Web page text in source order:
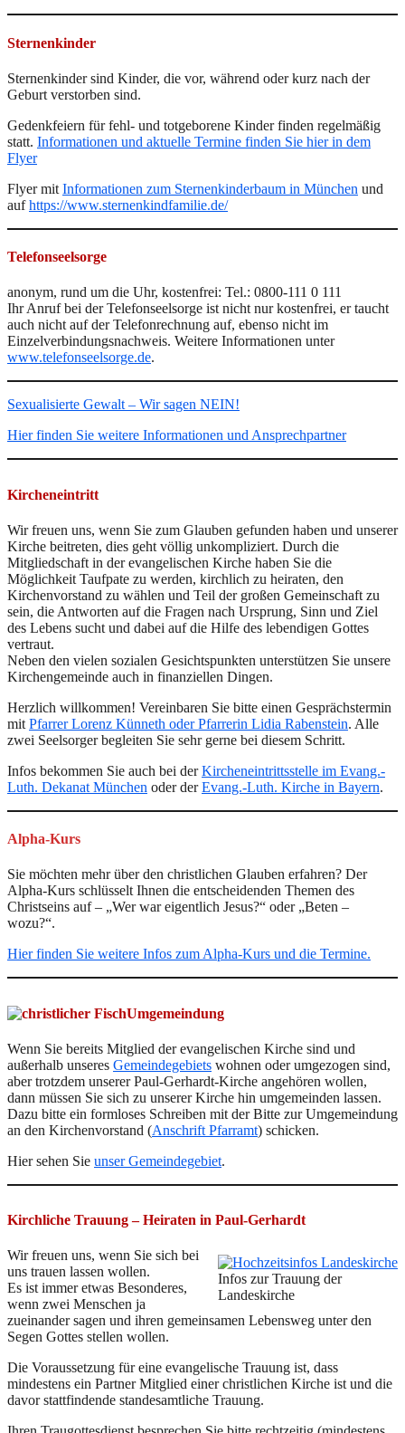
Sternenkinder
Sternenkinder sind Kinder, die vor, während oder kurz nach der
Geburt verstorben sind.
Gedenkfeiern für fehl- und totgeborene Kinder finden regelmäßig
statt. Informationen und aktuelle Termine finden Sie hier in dem
Flyer
Flyer mit Informationen zum Sternenkinderbaum in München und
aufhttps://www.sternenkindfamilie.de/
Telefonseelsorge
anonym, rund um die Uhr, kostenfrei: Tel.: 0800-111 0 111
Ihr Anruf bei der Telefonseelsorge ist nicht nur kostenfrei, er taucht
auch nicht auf der Telefonrechnung auf, ebenso nicht im
Einzelverbindungsnachweis. Weitere Informationen unter
www.telefonseelsorge.de.
Sexualisierte Gewalt – Wir sagen NEIN!
Hier finden Sie weitere Informationen und Ansprechpartner
Kircheneintritt
Wir freuen uns, wenn Sie zum Glauben gefunden haben und unserer
Kirche beitreten, dies geht völlig unkompliziert. Durch die
Mitgliedschaft in der evangelischen Kirche haben Sie die
Möglichkeit Taufpate zu werden, kirchlich zu heiraten, den
Kirchenvorstand zu wählen und Teil der großen Gemeinschaft zu
sein, die Antworten auf die Fragen nach Ursprung, Sinn und Ziel
des Lebens sucht und dabei auf die Hilfe des lebendigen Gottes
vertraut.
Neben den vielen sozialen Gesichtspunkten unterstützen Sie unsere
Kirchengemeinde auch in finanziellen Dingen.
Herzlich willkommen! Vereinbaren Sie bitte einen Gesprächstermin
mit Pfarrer Lorenz Künneth oder Pfarrerin Lidia Rabenstein. Alle
zwei Seelsorger begleiten Sie sehr gerne bei diesem Schritt.
Infos bekommen Sie auch bei derKircheneintrittsstelle im Evang.-
Luth. Dekanat München oder derEvang.-Luth. Kirche in Bayern.
Alpha-Kurs
Sie möchten mehr über den christlichen Glauben erfahren? Der
Alpha-Kurs schlüsselt Ihnen die entscheidenden Themen des
Christseins auf – „Wer war eigentlich Jesus?“ oder „Beten –
wozu?“.
Hier finden Sie weitere Infos zum Alpha-Kurs und die Termine.
Umgemeindung
Wenn Sie bereits Mitglied der evangelischen Kirche sind und
außerhalb unseres Gemeindegebiets wohnen oder umgezogen sind,
aber trotzdem unserer Paul-Gerhardt-Kirche angehören wollen,
dann müssen Sie sich zu unserer Kirche hin umgemeinden lassen.
Dazu bitte ein formloses Schreiben mit der Bitte zur Umgemeindung
an den Kirchenvorstand (Anschrift Pfarramt) schicken.
Hier sehen Sie unser Gemeindegebiet.
Kirchliche Trauung – Heiraten in Paul-Gerhardt
Infos zur Trauung der
Landeskirche
Wir freuen uns, wenn Sie sich bei
uns trauen lassen wollen.
Es ist immer etwas Besonderes,
wenn zwei Menschen ja
zueinander sagen und ihren gemeinsamen Lebensweg unter den
Segen Gottes stellen wollen.
Die Voraussetzung für eine evangelische Trauung ist, dass
mindestens ein Partner Mitglied einer christlichen Kirche ist und die
davor stattfindende standesamtliche Trauung.